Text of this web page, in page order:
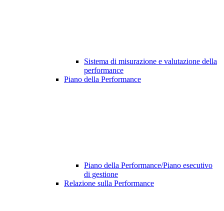
Sistema di misurazione e valutazione della
performance
Piano della Performance
Piano della Performance/Piano esecutivo
di gestione
Relazione sulla Performance